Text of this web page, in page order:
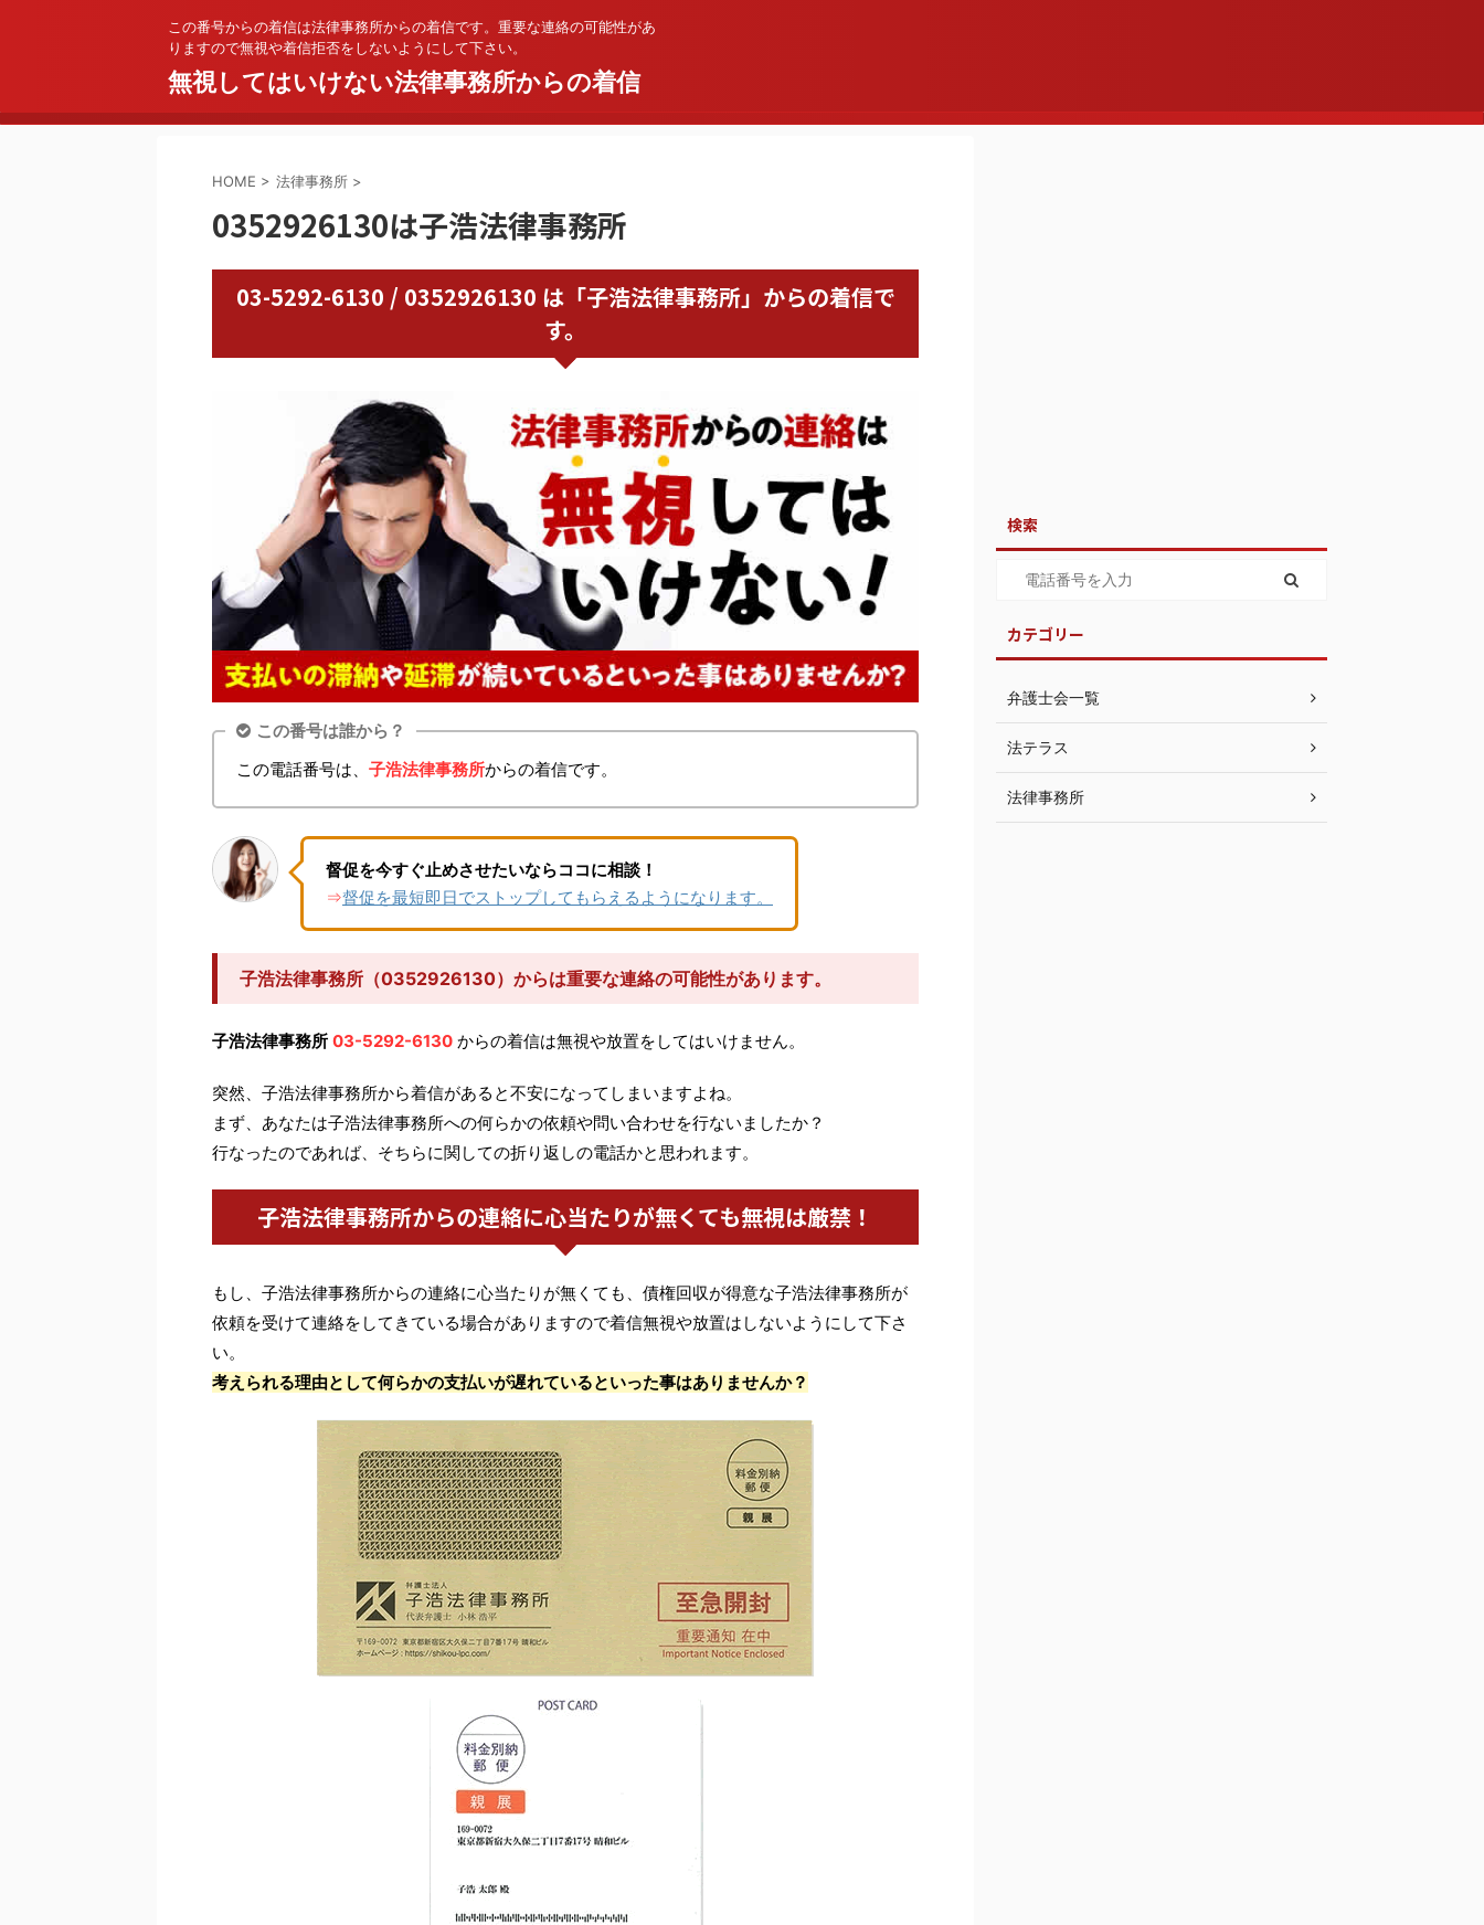
この番号からの着信は法律事務所からの着信です。重要な連絡の可能性があ
りますので無視や着信拒否をしないようにして下さい。
無視してはいけない法律事務所からの着信
HOME > 法律事務所 >
0352926130は子浩法律事務所
03-5292-6130 / 0352926130 は「子浩法律事務所」からの着信で
す。
この番号は誰から？
この電話番号は、 子浩法律事務所からの着信です。
督促を今すぐ止めさせたいならココに相談！
⇒督促を最短即日でストップしてもらえるようになります。
子浩法律事務所（0352926130）からは重要な連絡の可能性があります。
子浩法律事務所 03-5292-6130 からの着信は無視や放置をしてはいけません。
突然、子浩法律事務所から着信があると不安になってしまいますよね。
まず、あなたは子浩法律事務所への何らかの依頼や問い合わせを行ないましたか？
行なったのであれば、そちらに関しての折り返しの電話かと思われます。
子浩法律事務所からの連絡に心当たりが無くても無視は厳禁！
もし、子浩法律事務所からの連絡に心当たりが無くても、債権回収が得意な子浩法律事務所が
依頼を受けて連絡をしてきている場合がありますので着信無視や放置はしないようにして下さ
い。
考えられる理由として何らかの支払いが遅れているといった事はありませんか？
検索
カテゴリー
弁護士会一覧
法テラス
法律事務所